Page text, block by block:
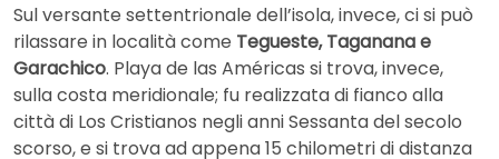
Sul versante settentrionale dell’isola, invece, ci si può
rilassare in località come Tegueste, Taganana e
Garachico. Playa de las Américas si trova, invece,
sulla costa meridionale; fu realizzata di fianco alla
città di Los Cristianos negli anni Sessanta del secolo
scorso, e si trova ad appena 15 chilometri di distanza